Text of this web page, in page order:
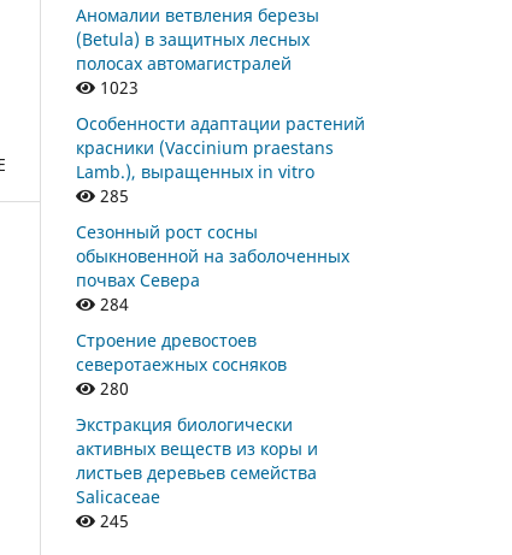
Аномалии ветвления березы
(Betula) в защитных лесных
полосах автомагистралей
1023
Особенности адаптации растений
красники (Vaccinium praestans
Lamb.), выращенных in vitro
285
Сезонный рост сосны
обыкновенной на заболоченных
почвах Севера
284
Строение древостоев
северотаежных сосняков
280
Экстракция биологически
активных веществ из коры и
листьев деревьев семейства
Salicaceae
245